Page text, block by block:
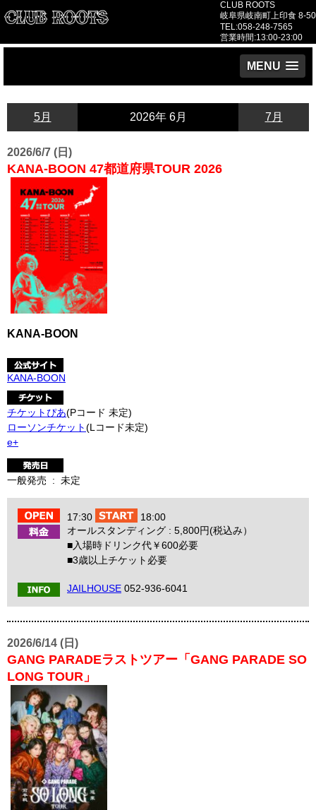
CLUB ROOTS
岐阜県岐南町上印食 8-50
TEL:058-248-7565
営業時間:13:00-23:00
MENU
2026年 6月
5月 7月
2026/6/7 (日)
KANA-BOON 47都道府県TOUR 2026
KANA-BOON
KANA-BOON
チケットぴあ(Pコード 未定)
ローソンチケット(Lコード未定)
e+
一般発売 : 未定
17:30
18:00
オールスタンディング : 5,800円(税込み）
■入場時ドリンク代￥600必要
■3歳以上チケット必要
JAILHOUSE 052-936-6041
2026/6/14 (日)
GANG PARADEラストツアー「GANG PARADE SO
LONG TOUR」